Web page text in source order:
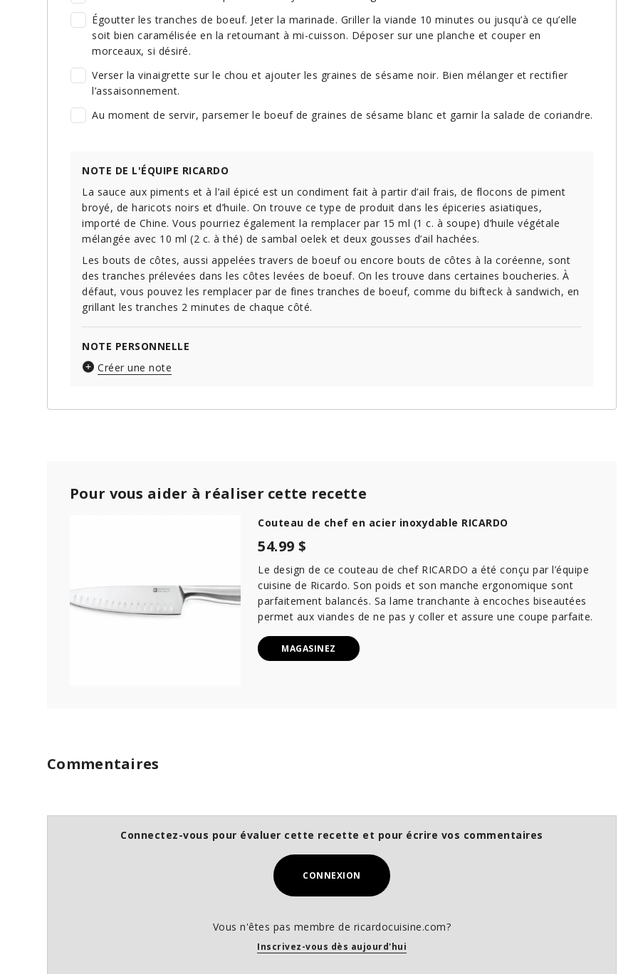
Égoutter les tranches de boeuf. Jeter la marinade. Griller la viande 10 minutes ou jusqu’à ce qu’elle
soit bien caramélisée en la retournant à mi-cuisson. Déposer sur une planche et couper en
morceaux, si désiré.
Verser la vinaigrette sur le chou et ajouter les graines de sésame noir. Bien mélanger et rectifier
l’assaisonnement.
Au moment de servir, parsemer le boeuf de graines de sésame blanc et garnir la salade de coriandre.
NOTE DE L'ÉQUIPE RICARDO
La sauce aux piments et à l’ail épicé est un condiment fait à partir d’ail frais, de flocons de piment
broyé, de haricots noirs et d’huile. On trouve ce type de produit dans les épiceries asiatiques,
importé de Chine. Vous pourriez également la remplacer par 15 ml (1 c. à soupe) d’huile végétale
mélangée avec 10 ml (2 c. à thé) de sambal oelek et deux gousses d’ail hachées.
Les bouts de côtes, aussi appelées travers de boeuf ou encore bouts de côtes à la coréenne, sont
des tranches prélevées dans les côtes levées de boeuf. On les trouve dans certaines boucheries. À
défaut, vous pouvez les remplacer par de fines tranches de boeuf, comme du bifteck à sandwich, en
grillant les tranches 2 minutes de chaque côté.
NOTE PERSONNELLE
Créer une note
Pour vous aider à réaliser cette recette
Couteau de chef en acier inoxydable RICARDO
54.99 $
Le design de ce couteau de chef RICARDO a été conçu par l’équipe
cuisine de Ricardo. Son poids et son manche ergonomique sont
parfaitement balancés. Sa lame tranchante à encoches biseautées
permet aux viandes de ne pas y coller et assure une coupe parfaite.
MAGASINEZ
Commentaires
Connectez-vous pour évaluer cette recette et pour écrire vos commentaires
CONNEXION
Vous n'êtes pas membre de ricardocuisine.com?
Inscrivez-vous dès aujourd'hui